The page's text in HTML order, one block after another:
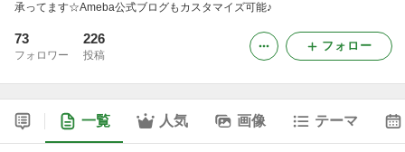
承ってます☆Ameba公式ブログもカスタマイズ可能♪
73
フォロワー
226
投稿
フォロー
一覧 人気 画像 テーマ